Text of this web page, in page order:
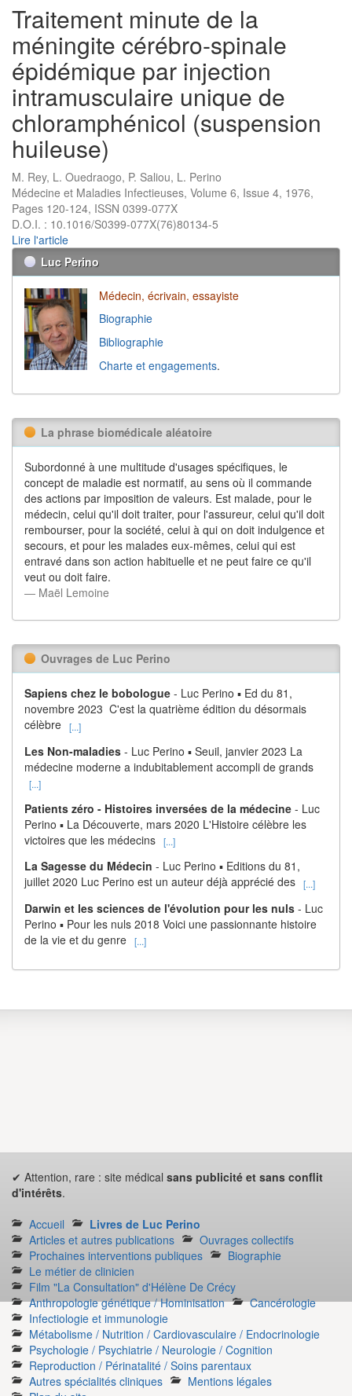
Traitement minute de la
méningite cérébro-spinale
épidémique par injection
intramusculaire unique de
chloramphénicol (suspension
huileuse)
M. Rey, L. Ouedraogo, P. Saliou, L. Perino
Médecine et Maladies Infectieuses, Volume 6, Issue 4, 1976,
Pages 120-124, ISSN 0399-077X
D.O.I. : 10.1016/S0399-077X(76)80134-5
Lire l'article
Luc Perino
Médecin, écrivain, essayiste
Biographie
Bibliographie
Charte et engagements.
La phrase biomédicale aléatoire
Subordonné à une multitude d'usages spécifiques, le
concept de maladie est normatif, au sens où il commande
des actions par imposition de valeurs. Est malade, pour le
médecin, celui qu'il doit traiter, pour l'assureur, celui qu'il doit
rembourser, pour la société, celui à qui on doit indulgence et
secours, et pour les malades eux-mêmes, celui qui est
entravé dans son action habituelle et ne peut faire ce qu'il
veut ou doit faire.
― Maël Lemoine
Ouvrages de Luc Perino
Sapiens chez le bobologue - Luc Perino ▪ Ed du 81,
novembre 2023 C'est la quatrième édition du désormais
célèbre [...]
Les Non-maladies - Luc Perino ▪ Seuil, janvier 2023 La
médecine moderne a indubitablement accompli de grands
[...]
Patients zéro - Histoires inversées de la médecine - Luc
Perino ▪ La Découverte, mars 2020 L'Histoire célèbre les
victoires que les médecins [...]
La Sagesse du Médecin - Luc Perino ▪ Editions du 81,
juillet 2020 Luc Perino est un auteur déjà apprécié des [...]
Darwin et les sciences de l'évolution pour les nuls - Luc
Perino ▪ Pour les nuls 2018 Voici une passionnante histoire
de la vie et du genre [...]
✔ Attention, rare : site médical sans publicité et sans conflit
d'intérêts.
Accueil
Livres de Luc Perino
Articles et autres publications
Ouvrages collectifs
Prochaines interventions publiques
Biographie
Le métier de clinicien
Film "La Consultation" d'Hélène De Crécy
Anthropologie génétique / Hominisation
Cancérologie
Infectiologie et immunologie
Métabolisme / Nutrition / Cardiovasculaire / Endocrinologie
Psychologie / Psychiatrie / Neurologie / Cognition
Reproduction / Périnatalité / Soins parentaux
Autres spécialités cliniques
Mentions légales